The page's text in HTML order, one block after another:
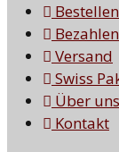
Bestellen
Bezahlen
Versand
Swiss
Über uns
Kontakt